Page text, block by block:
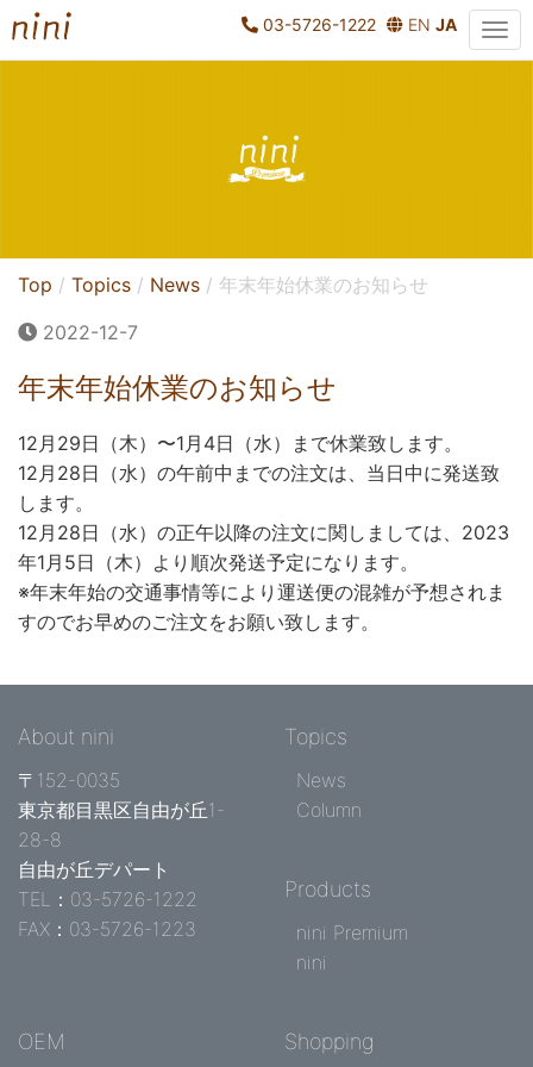
03-5726-1222 EN JA
Top Topics News
年末年始休業のお知らせ
2022-12-7
年末年始休業のお知らせ
12月29日（木）〜1月4日（水）まで休業致します。
12月28日（水）の午前中までの注文は、当日中に発送致
します。
12月28日（水）の正午以降の注文に関しましては、2023
年1月5日（木）より順次発送予定になります。
※年末年始の交通事情等により運送便の混雑が予想されま
すのでお早めのご注文をお願い致します。
About nini
〒152-0035
東京都目黒区自由が丘1-
28-8
自由が丘デパート
TEL：03-5726-1222
FAX：03-5726-1223
Topics
News
Column
Products
nini Premium
nini
OEM Shopping